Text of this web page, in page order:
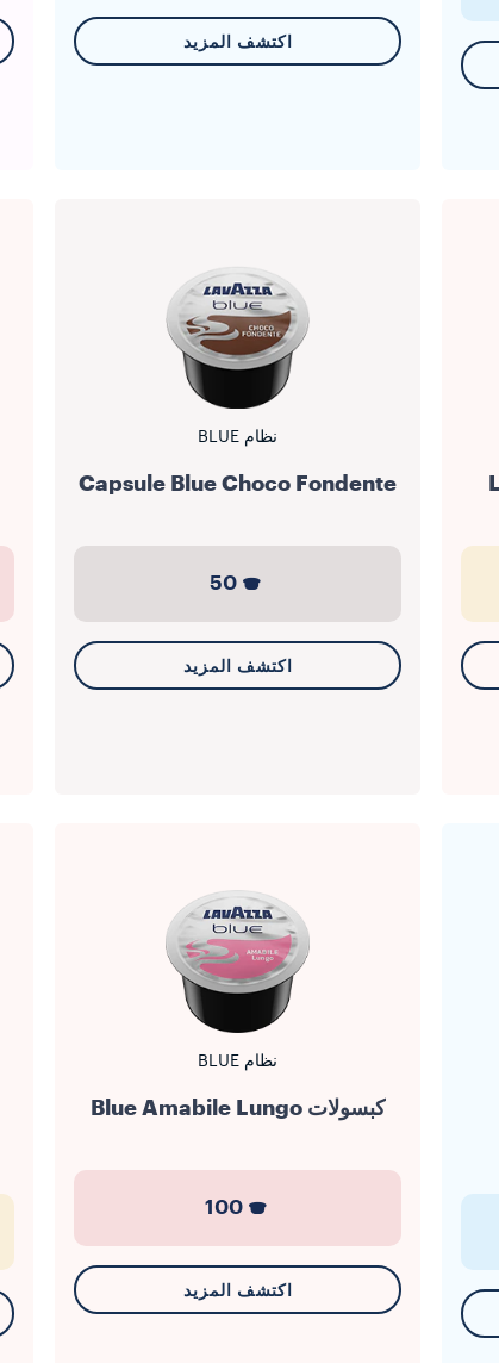
اكتشف المزيد
نظام BLUE
Capsule Blue Choco Fondente
50
اكتشف المزيد
نظام BLUE
كبسولات Blue Amabile Lungo
100
اكتشف المزيد